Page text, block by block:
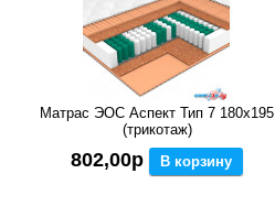
Матрас ЭОС Аспект Тип 7 180x195
(трикотаж)
802,00р В корзину